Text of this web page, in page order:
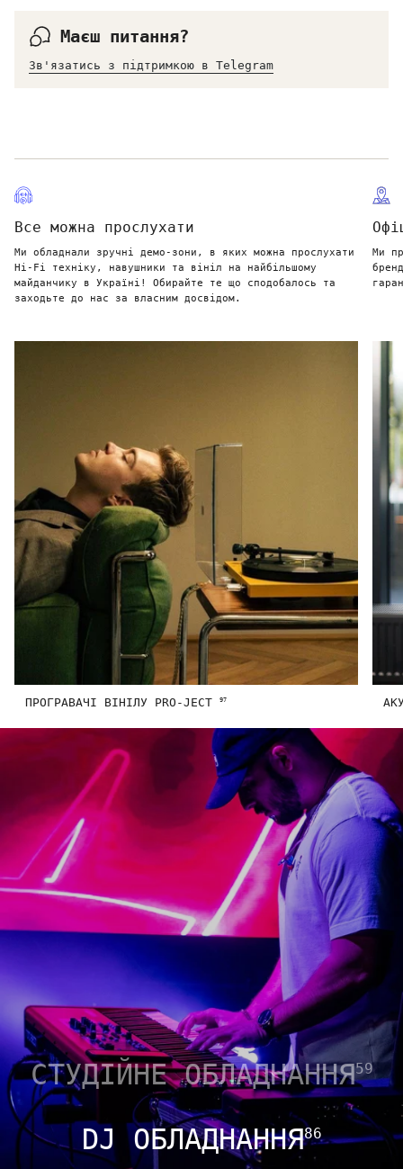
Маєш питання?
Зв'язатись з підтримкою в Telegram
Все можна прослухати
Ми обладнали зручні демо-зони, в яких можна прослухати
Hi-Fi техніку, навушники та вініл на найбільшому
майданчику в Україні! Обирайте те що сподобалось та
заходьте до нас за власним досвідом.
Ми
ПРОГРАВАЧІ ВІНІЛУ PRO-JECT 97
СТУДІЙНЕ ОБЛАДНАННЯ59
DJ ОБЛАДНАННЯ86